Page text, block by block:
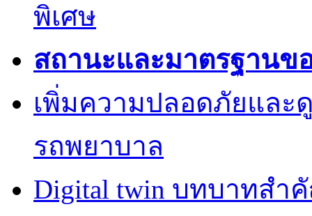
พิเศษ
สถานะและมาตรฐานข
เพิ่มความปลอดภัยแล
รถพยาบาล
Digital twin บทบาทสำ